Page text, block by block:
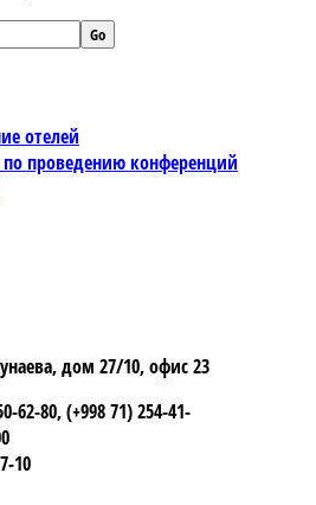
отелей
по проведению конференций
дом 27/10, офис 23
62-80, (+998 71) 254-41-
10